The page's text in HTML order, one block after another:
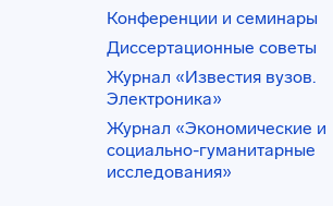
Конференции и семинары
Диссертационные советы
Журнал «Известия вузов.
Электроника»
Журнал «Экономические и
социально-гуманитарные
исследования»